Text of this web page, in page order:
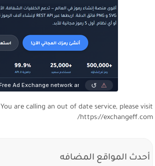
You are calling an out of date service, please visit
https://exchangeff.com/
أحدث المواقع المضافه